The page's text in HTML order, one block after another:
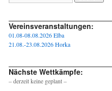
Vereinsveranstaltungen:
01.08-08.08.2026 Elba
21.08.-23.08.2026 Horka
Nächste Wettkämpfe:
– derzeit keine geplant –